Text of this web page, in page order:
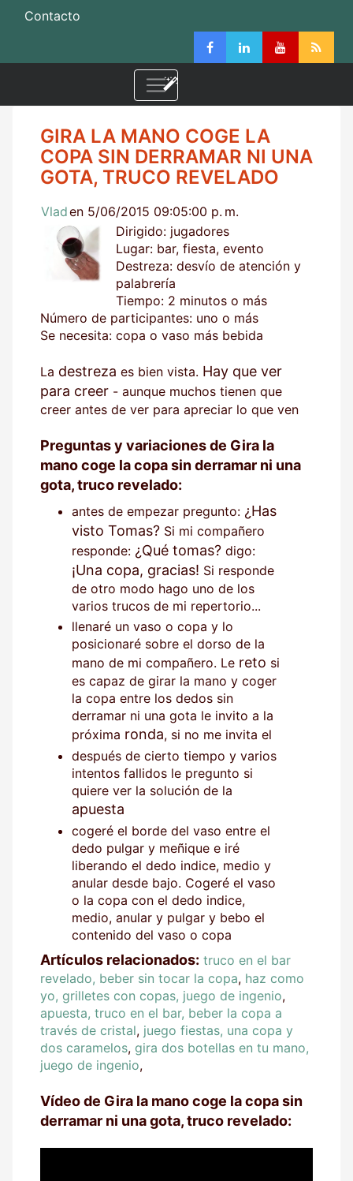
Contacto
GIRA LA MANO COGE LA
COPA SIN DERRAMAR NI UNA
GOTA, TRUCO REVELADO
Vladen 5/06/2015 09:05:00 p. m.
Dirigido: jugadores
Lugar: bar, fiesta, evento
Destreza: desvío de atención y
palabrería
Tiempo: 2 minutos o más
Número de participantes: uno o más
Se necesita: copa o vaso más bebida
La destreza es bien vista. Hay que ver
para creer - aunque muchos tienen que
creer antes de ver para apreciar lo que ven
Preguntas y variaciones de Gira la
mano coge la copa sin derramar ni una
gota, truco revelado:
antes de empezar pregunto: ¿Has
visto Tomas? Si mi compañero
responde: ¿Qué tomas? digo:
¡Una copa, gracias! Si responde
de otro modo hago uno de los
varios trucos de mi repertorio...
llenaré un vaso o copa y lo
posicionaré sobre el dorso de la
mano de mi compañero. Le reto si
es capaz de girar la mano y coger
la copa entre los dedos sin
derramar ni una gota le invito a la
próxima ronda, si no me invita el
después de cierto tiempo y varios
intentos fallidos le pregunto si
quiere ver la solución de la
apuesta
cogeré el borde del vaso entre el
dedo pulgar y meñique e iré
liberando el dedo indice, medio y
anular desde bajo. Cogeré el vaso
o la copa con el dedo indice,
medio, anular y pulgar y bebo el
contenido del vaso o copa
Artículos relacionados: truco en el bar
revelado, beber sin tocar la copa, haz como
yo, grilletes con copas, juego de ingenio,
apuesta, truco en el bar, beber la copa a
través de cristal, juego fiestas, una copa y
dos caramelos, gira dos botellas en tu mano,
juego de ingenio,
Vídeo de Gira la mano coge la copa sin
derramar ni una gota, truco revelado: